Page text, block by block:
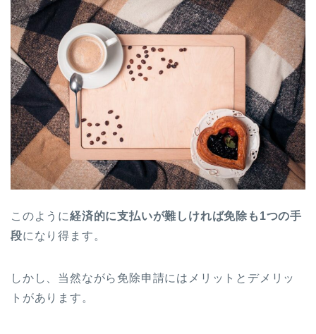
このように経済的に支払いが難しければ免除も1つの手
段になり得ます。
しかし、当然ながら免除申請にはメリットとデメリッ
トがあります。